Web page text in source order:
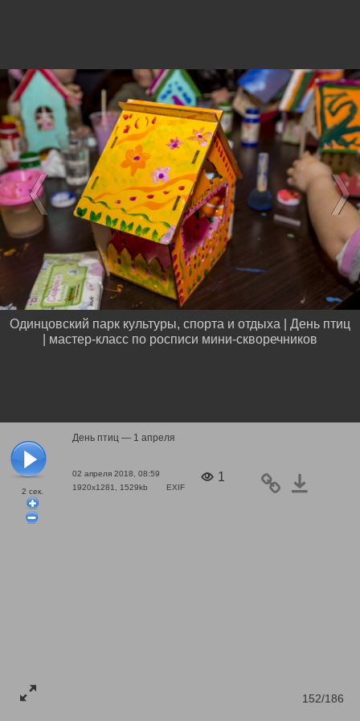
2 сек.
День птиц — 1 апреля
02 апреля 2018, 08:59
1920x1281, 1529kb
EXIF
1
152/186
Одинцовский парк культуры, спорта и отдыха | День птиц
| мастер-класс по росписи мини-скворечников